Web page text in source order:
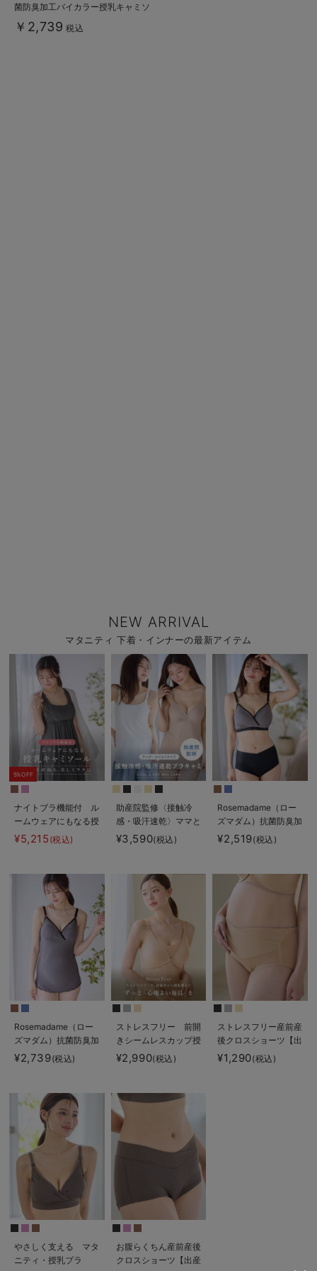
菌防臭加工バイカラー授乳キャミソ
ール
￥2,739 税込
NEW ARRIVAL
マタニティ 下着・インナーの最新アイテム
5%OFF
ナイトブラ機能付 ル
ームウェアにもなる授
乳キャミソール
¥5,215 (税込)
助産院監修〈接触冷
感・吸汗速乾〉ママと
つくったふんわり授乳
ブラキャミ アンダー
¥3,590(税込)
Rosemadame（ロー
ズマダム）抗菌防臭加
工バイカラー授乳ブラ
¥2,519(税込)
Rosemadame（ロー
ズマダム）抗菌防臭加
工バイカラー授乳キャ
ミソール
¥2,739(税込)
ストレスフリー 前開
きシームレスカップ授
乳ブラ 脇高 垂れ防
止 ｜ マタニティ・授
¥2,990(税込)
ストレスフリー産前産
後クロスショーツ【出
産後も長く使える】
¥1,290(税込)
やさしく支える マタ
ニティ・授乳ブラ
お腹らくちん産前産後
クロスショーツ【出産